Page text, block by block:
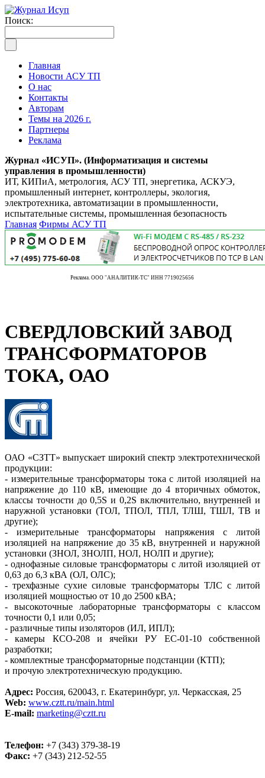
Поиск:
Главная
Новости АСУ ТП
О нас
Контакты
Авторам
Темы на 2026 г.
Партнеры
Реклама
Журнал «ИСУП». (Информатизация и системы
управления в промышленности)
ИТ, КИПиА, метрология, АСУ ТП, энергетика, АСКУЭ,
промышленный интернет, контроллеры, экология,
электротехника, автоматизации в промышленности,
испытательные системы, промышленная безопасность
Главная Фирмы АСУ ТП
Реклама. ООО "АНАЛИТИК-ТС" ИНН 7719025656
СВЕРДЛОВСКИЙ ЗАВОД
ТРАНСФОРМАТОРОВ
ТОКА, ОАО
ОАО «СЗТТ» выпускает широкий спектр электротехнической
продукции:
- измерительные трансформаторы тока с литой изоляцией на
напряжение до 110 кВ, имеющие до 4 вторичных обмоток,
классы точности до 0,5S и 0,2S включительно, внутренней и
наружной установки (ТОЛ, ТПОЛ, ТПЛ, ТЛШ, ТШЛ, ТВ и
другие);
- измерительные трансформаторы напряжения с литой
изоляцией на напряжение до 35 кВ, внутренней и наружной
установки (ЗНОЛ, ЗНОЛП, НОЛ, НОЛП и другие);
- однофазные силовые трансформаторы с литой изоляцией от
0,63 до 6,3 кВА (ОЛ, ОЛС);
- трехфазные сухие силовые трансформаторы ТЛС с литой
изоляцией мощностью от 10 до 2500 кВА;
- высокоточные лабораторные трансформаторы с классом
точности 0,1 или 0,05;
- различные типы изоляторов (ИЛ, ИПЛ);
- камеры КСО-208 и ячейки РУ ЕС-01-10 собственной
разработки;
- комплектные трансформаторные подстанции (КТП);
и прочую электротехническую продукцию.
Адрес: Россия, 620043, г. Екатеринбург, ул. Черкасская, 25
Web: www.cztt.ru/main.html
E-mail: marketing@cztt.ru
Телефон: +7 (343) 379-38-19
Факс: +7 (343) 212-52-55